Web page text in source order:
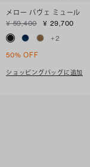
メロー パヴェ ミュール
¥ 59,400
¥ 29,700
+2
50% OFF
ショッピングバッグに追加